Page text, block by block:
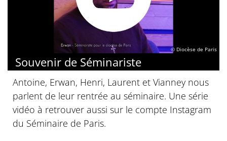
© Diocèse de Paris
Souvenir de Séminariste
Antoine, Erwan, Henri, Laurent et Vianney nous
parlent de leur rentrée au séminaire. Une série
vidéo à retrouver aussi sur le compte Instagram
du Séminaire de Paris.